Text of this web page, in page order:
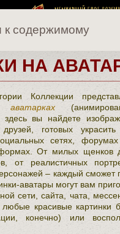
к содержимому
НА
Коллекции
аватарках
здесь вы найдете
друзей, готовых
сетях,
От милых щенков
от реалистичных
– каждый сможет
аватары могут вам
сети, сайта, чата,
любые красивые картинки
конечно) или